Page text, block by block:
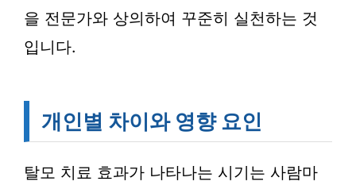
을 전문가와 상의하여 꾸준히 실천하는 것
입니다.
개인별 차이와 영향 요인
탈모 치료 효과가 나타나는 시기는 사람마